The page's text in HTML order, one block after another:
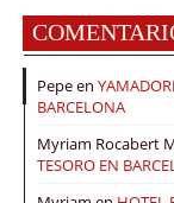
Pepeen
BARCELONA
Myriam Rocabert
TESORO EN